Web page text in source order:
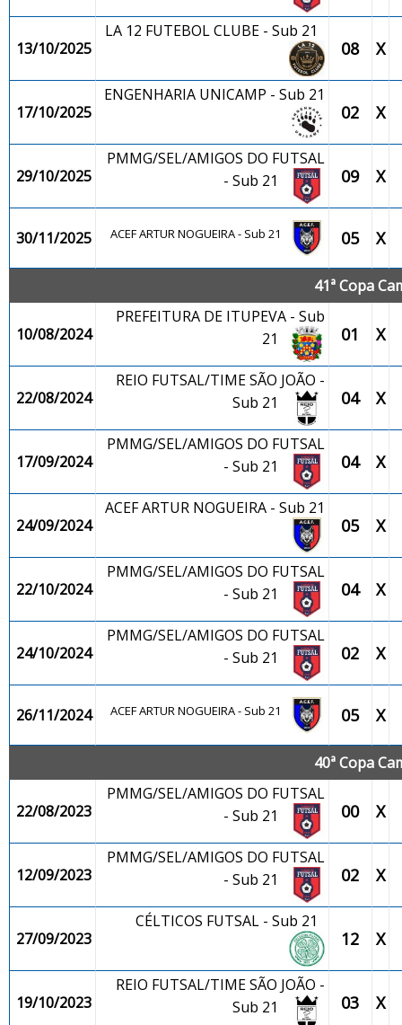
13/10/2025
LA 12 FUTEBOL CLUBE - Sub 21
08 X
17/10/2025
ENGENHARIA UNICAMP - Sub 21
02 X
29/10/2025
PMMG/SEL/AMIGOS DO FUTSAL
- Sub 21
09 X
30/11/2025 ACEF ARTUR NOGUEIRA - Sub 21 05 X
41ª Copa
10/08/2024
PREFEITURA DE ITUPEVA - Sub
21
01 X
22/08/2024
REIO FUTSAL/TIME SÃO JOÃO -
Sub 21
04 X
17/09/2024
PMMG/SEL/AMIGOS DO FUTSAL
- Sub 21
04 X
24/09/2024
ACEF ARTUR NOGUEIRA - Sub 21
05 X
22/10/2024
PMMG/SEL/AMIGOS DO FUTSAL
- Sub 21
04 X
24/10/2024
PMMG/SEL/AMIGOS DO FUTSAL
- Sub 21
02 X
26/11/2024 ACEF ARTUR NOGUEIRA - Sub 21 05 X
40ª Copa
22/08/2023
PMMG/SEL/AMIGOS DO FUTSAL
- Sub 21
00 X
12/09/2023
PMMG/SEL/AMIGOS DO FUTSAL
- Sub 21
02 X
27/09/2023
CÉLTICOS FUTSAL - Sub 21
12 X
19/10/2023
REIO FUTSAL/TIME SÃO JOÃO -
Sub 21
03 X